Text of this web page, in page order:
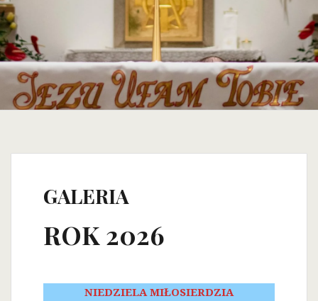
GALERIA
ROK 2026
NIEDZIELA MIŁOSIERDZIA